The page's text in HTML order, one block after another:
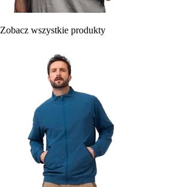
Zobacz wszystkie produkty